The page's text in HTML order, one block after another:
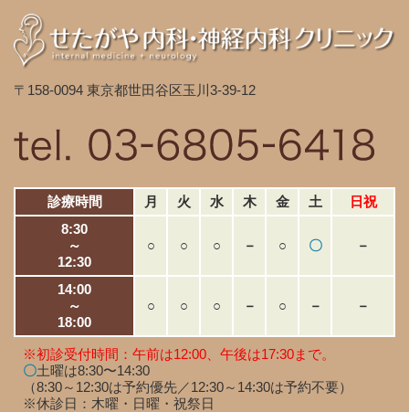
〒158-0094 東京都世田谷区玉川3-39-12
診療時間 月 火 水 木 金 土
日祝
8:30
～
12:30
○ ○ ○ － ○ 〇 －
14:00
～
18:00
○ ○ ○ － ○ － －
※初診受付時間：午前は12:00、午後は17:30まで。
〇土曜は8:30〜14:30
（8:30～12:30は予約優先／12:30～14:30は予約不要）
※休診日：木曜・日曜・祝祭日